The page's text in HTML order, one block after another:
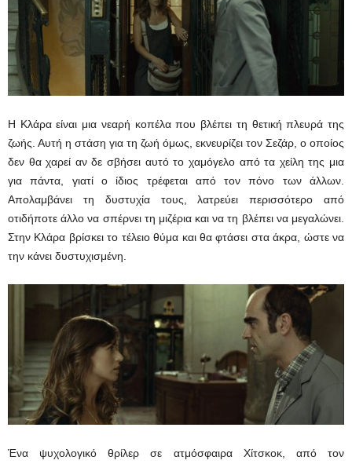
Η Κλάρα είναι μια νεαρή κοπέλα που βλέπει τη θετική πλευρά της
ζωής. Αυτή η στάση για τη ζωή όμως, εκνευρίζει τον Σεζάρ, ο οποίος
δεν θα χαρεί αν δε σβήσει αυτό το χαμόγελο από τα χείλη της μια
για πάντα, γιατί ο ίδιος τρέφεται από τον πόνο των άλλων.
Απολαμβάνει τη δυστυχία τους, λατρεύει περισσότερο από
οτιδήποτε άλλο να σπέρνει τη μιζέρια και να τη βλέπει να μεγαλώνει.
Στην Κλάρα βρίσκει το τέλειο θύμα και θα φτάσει στα άκρα, ώστε να
την κάνει δυστυχισμένη.
Ένα ψυχολογικό θρίλερ σε ατμόσφαιρα Χίτσκοκ, από τον